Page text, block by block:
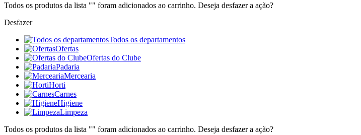
Todos os produtos da lista "" foram adicionados ao carrinho. Deseja desfazer a ação?
Desfazer
Todos os departamentos
Ofertas
Ofertas do Clube
Padaria
Mercearia
Horti
Carnes
Higiene
Limpeza
Todos os produtos da lista "" foram adicionados ao carrinho. Deseja desfazer a ação?